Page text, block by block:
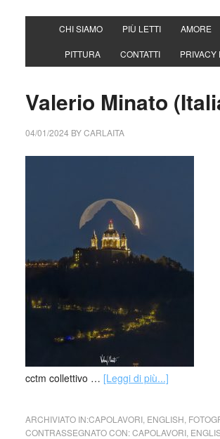
CHI SIAMO PIÙ LETTI AMORE
PITTURA CONTATTI PRIVACY
Valerio Minato
04/01/2024 BYCARLAITA
cctm collettivo … [Leggi di più...]
ARCHIVIATO IN:CAPOLAVORI, ENGLISH
CONTRASSEGNATO CON:CAPOLAVORI,